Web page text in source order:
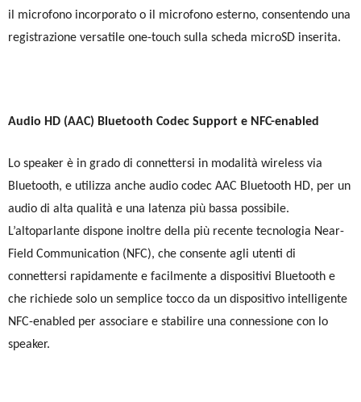
il microfono incorporato o il microfono esterno, consentendo una
registrazione versatile one-touch sulla scheda microSD inserita.
Audio HD (AAC) Bluetooth Codec Support e NFC-enabled
Lo speaker è in grado di connettersi in modalità wireless via
Bluetooth, e utilizza anche audio codec AAC Bluetooth HD, per un
audio di alta qualità e una latenza più bassa possibile.
L’altoparlante dispone inoltre della più recente tecnologia Near-
Field Communication (NFC), che consente agli utenti di
connettersi rapidamente e facilmente a dispositivi Bluetooth e
che richiede solo un semplice tocco da un dispositivo intelligente
NFC-enabled per associare e stabilire una connessione con lo
speaker.